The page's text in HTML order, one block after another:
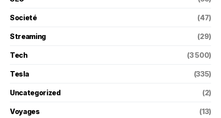
Societé (47)
Streaming (29)
Tech (3 500)
Tesla (335)
Uncategorized (2)
Voyages (13)